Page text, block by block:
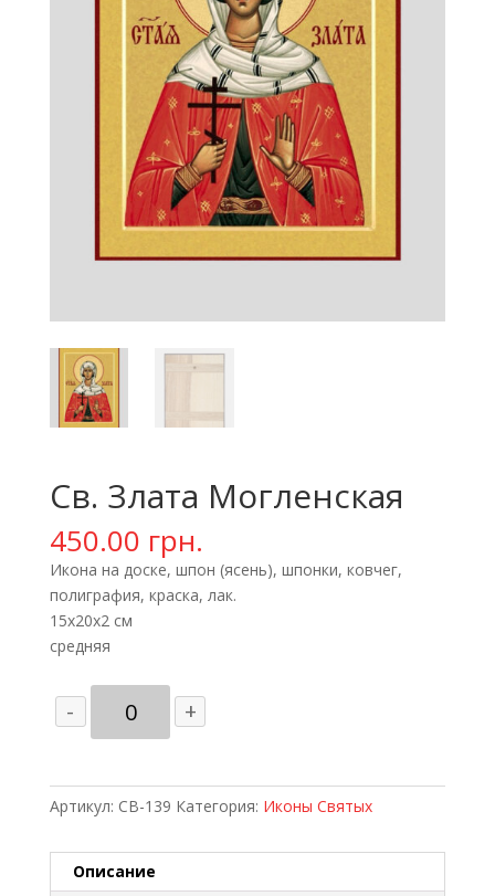
Св. Злата Могленская
450.00 грн.
Икона на доске, шпон (ясень), шпонки, ковчег,
полиграфия, краска, лак.
15х20х2 см
средняя
-
Количество
товара
Могленская
+
Артикул: СВ-139 Категория: Иконы Святых
Описание